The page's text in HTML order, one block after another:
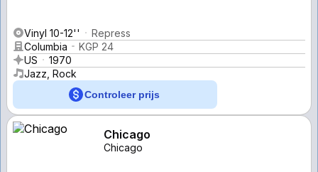
Vinyl 10-12''
Repress
Columbia
KGP 24
US
1970
Jazz, Rock
Controleer prijs
Chicago
Chicago